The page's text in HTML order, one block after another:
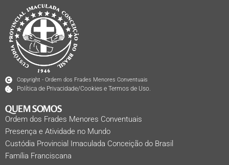
Copyright - Ordem dos Frades Menores Conventuais
Política de Privacidade/Cookies e Termos de Uso.
QUEM SOMOS
Ordem dos Frades Menores Conventuais
Presença e Atividade no Mundo
Custódia Provincial Imaculada Conceição do Brasil
Família Franciscana